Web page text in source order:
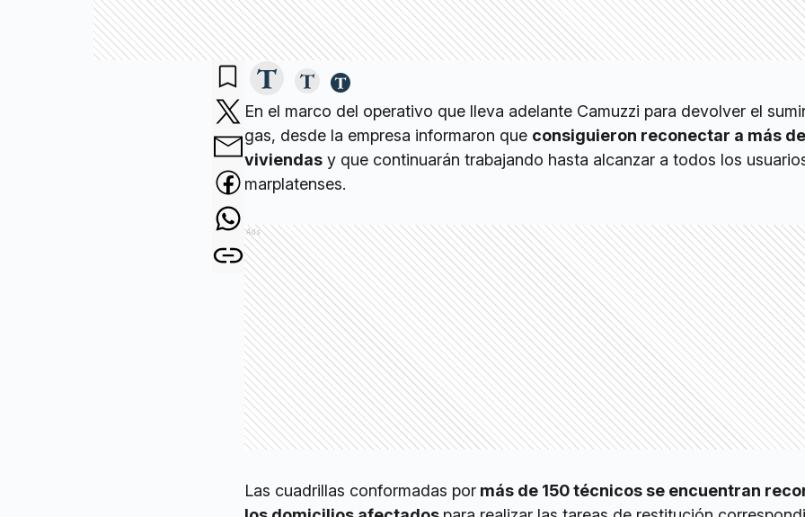
En el marco del operativo que lleva adelante Camuzzi para devolver el
gas, desde la empresa informaron que consiguieron reconectar a más
viviendas y que continuarán trabajando hasta alcanzar a todos los
marplatenses.
Ads
Las cuadrillas conformadas por más de 150 técnicos se encuentran